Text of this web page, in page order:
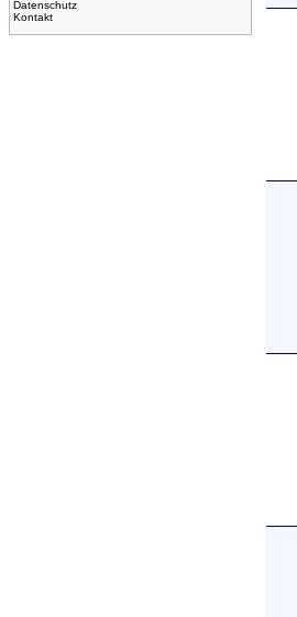
Datenschutz
Kontakt